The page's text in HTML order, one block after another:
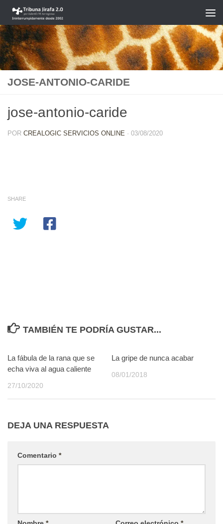
Saltar al contenido
JOSE-ANTONIO-CARIDE
jose-antonio-caride
POR CREALOGIC SERVICIOS ONLINE · 03/08/2020
SHARE
TAMBIÉN TE PODRÍA GUSTAR...
La fábula de la rana que se
echa viva al agua caliente
27/10/2020
La gripe de nunca acabar
08/01/2018
DEJA UNA RESPUESTA
Comentario *